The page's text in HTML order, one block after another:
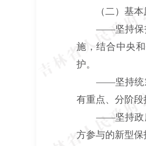
（二）基本
——坚持保
施，结合中央
护。
——坚持统
有重点、分阶
——坚持政
方参与的新型保